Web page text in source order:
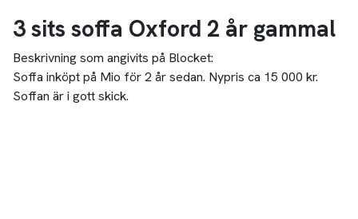
3 sits soffa Oxford 2 år gammal
Beskrivning som angivits på Blocket:
Soffa inköpt på Mio för 2 år sedan. Nypris ca 15 000 kr.
Soffan är i gott skick.